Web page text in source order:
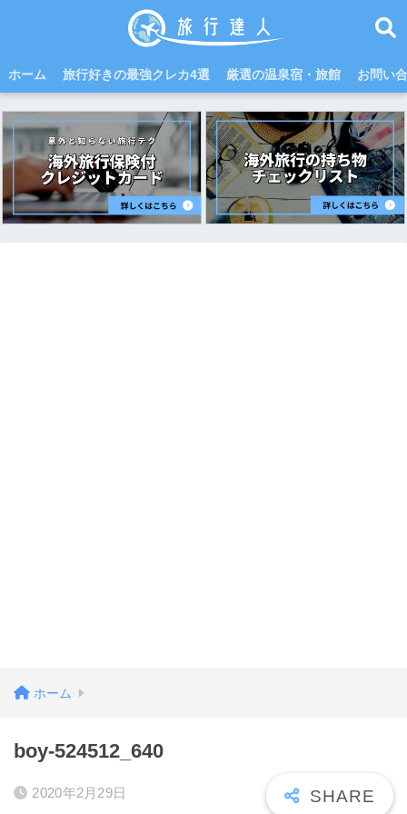
ホーム 旅行好きの最強クレカ4選 厳選の温泉宿・旅館 お問い
ホーム
boy-524512_640
2020年2月29日